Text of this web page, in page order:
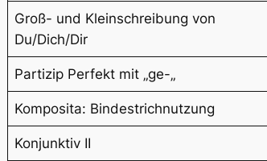
Groß- und Kleinschreibung von
Du/Dich/Dir
Partizip Perfekt mit „ge-„
Komposita: Bindestrichnutzung
Konjunktiv II